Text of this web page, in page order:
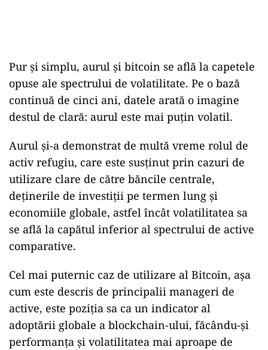
Pur și simplu, aurul și bitcoin se află la capetele
opuse ale spectrului de volatilitate. Pe o bază
continuă de cinci ani, datele arată o imagine
destul de clară: aurul este mai puțin volatil.
Aurul și-a demonstrat de multă vreme rolul de
activ refugiu, care este susținut prin cazuri de
utilizare clare de către băncile centrale,
deținerile de investiții pe termen lung și
economiile globale, astfel încât volatilitatea sa
se află la capătul inferior al spectrului de active
comparative.
Cel mai puternic caz de utilizare al Bitcoin, așa
cum este descris de principalii manageri de
active, este poziția sa ca un indicator al
adoptării globale a blockchain-ului, făcându-și
performanța și volatilitatea mai aproape de